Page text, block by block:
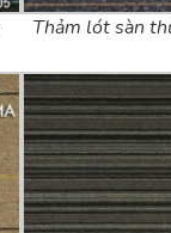
Thảm lót sàn